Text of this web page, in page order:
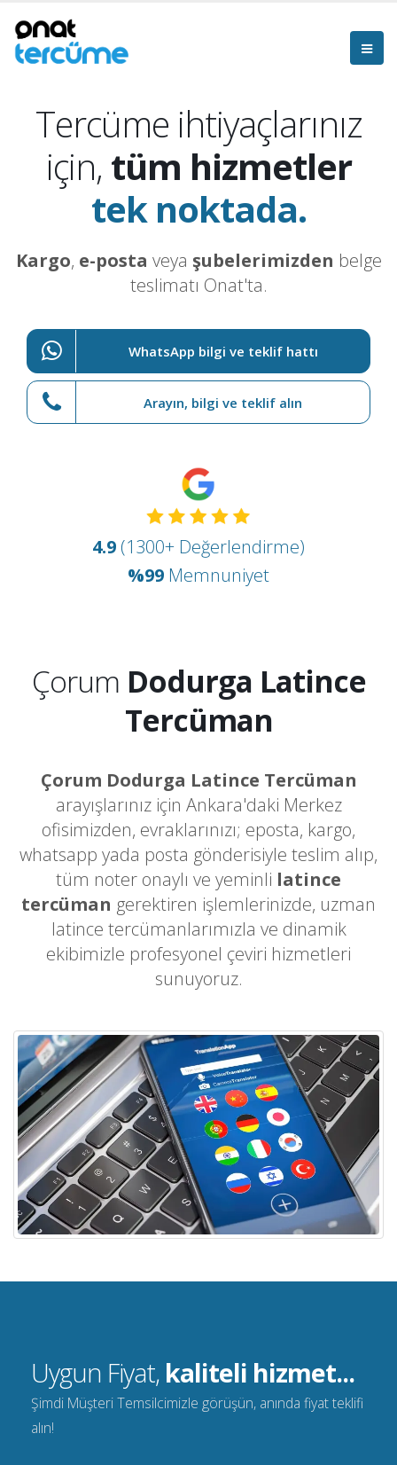
Tercüme ihtiyaçlarınız
için, tüm hizmetler
tek noktada.
Kargo, e-posta veya şubelerimizden belge
teslimatı Onat'ta.
WhatsApp bilgi ve teklif hattı
Arayın, bilgi ve teklif alın
4.9 (1300+ Değerlendirme)
%99 Memnuniyet
Çorum Dodurga Latince
Tercüman
Çorum Dodurga Latince Tercüman
arayışlarınız için Ankara'daki Merkez
ofisimizden, evraklarınızı; eposta, kargo,
whatsapp yada posta gönderisiyle teslim alıp,
tüm noter onaylı ve yeminli latince
tercüman gerektiren işlemlerinizde, uzman
latince tercümanlarımızla ve dinamik
ekibimizle profesyonel çeviri hizmetleri
sunuyoruz.
Uygun Fiyat, kaliteli hizmet...
Şimdi Müşteri Temsilcimizle görüşün, anında fiyat teklifi
alın!